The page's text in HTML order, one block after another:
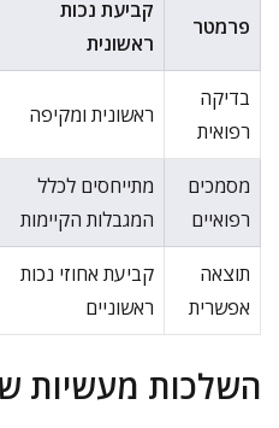
פרמטר
קביעת נכות
ראשונית
בדיקה
רפואית
ראשונית ומקיפה
מסמכים
רפואיים
מתייחסים לכלל
המגבלות הקיימות
תוצאה
אפשרית
קביעת אחוזי נכות
ראשוניים
השלכות מעשיות